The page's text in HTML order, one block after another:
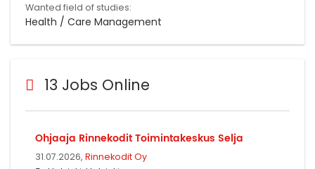
Wanted field of studies:
Health / Care Management
13 Jobs Online
Ohjaaja Rinnekodit Toimintakeskus Selja
31.07.2026, Rinnekodit Oy